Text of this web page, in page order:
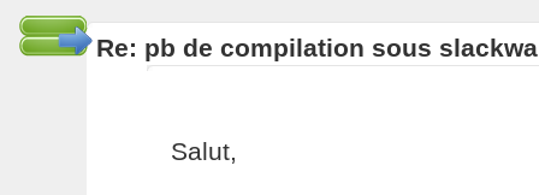
Re: pb de compilation sous
Salut,